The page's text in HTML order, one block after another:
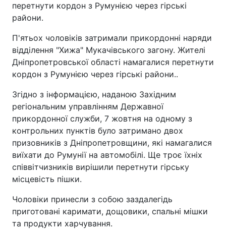
перетнути кордон з Румунією через гірські
райони.
П'ятьох чоловіків затримали прикордонні наряди
відділення "Хижа" Мукачівського загону. Жителі
Дніпропетровської області намагалися перетнути
кордон з Румунією через гірські райони..
Згідно з інформацією, наданою Західним
регіональним управлінням Державної
прикордонної служби, 7 жовтня на одному з
контрольних пунктів було затримано двох
призовників з Дніпропетровщини, які намагалися
виїхати до Румунії на автомобілі. Ще троє їхніх
співвітчизників вирішили перетнути гірську
місцевість пішки.
Чоловіки принесли з собою заздалегідь
приготовані каримати, дощовики, спальні мішки
та продукти харчування.